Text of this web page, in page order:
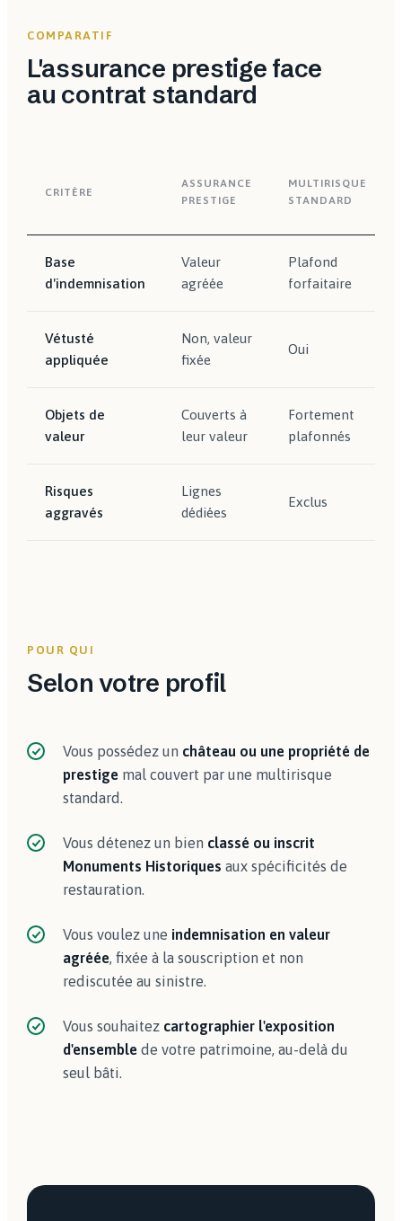
COMPARATIF
L'assurance prestige face
au contrat standard
CRITÈRE
ASSURANCE
PRESTIGE
MULTIRISQUE
STANDARD
Base
d'indemnisation
Valeur
agréée
Plafond
forfaitaire
Vétusté
appliquée
Non, valeur
fixée
Oui
Objets de
valeur
Couverts à
leur valeur
Fortement
plafonnés
Risques
aggravés
Lignes
dédiées
Exclus
POUR QUI
Selon votre profil
Vous possédez un château ou une propriété de
prestige mal couvert par une multirisque
standard.
Vous détenez un bien classé ou inscrit
Monuments Historiques aux spécificités de
restauration.
Vous voulez une indemnisation en valeur
agréée, fixée à la souscription et non
rediscutée au sinistre.
Vous souhaitez cartographier l'exposition
d'ensemble de votre patrimoine, au-delà du
seul bâti.